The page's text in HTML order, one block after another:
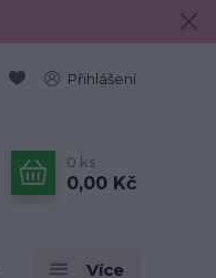
Přihlášení
0 ks
0,00 Kč
Více